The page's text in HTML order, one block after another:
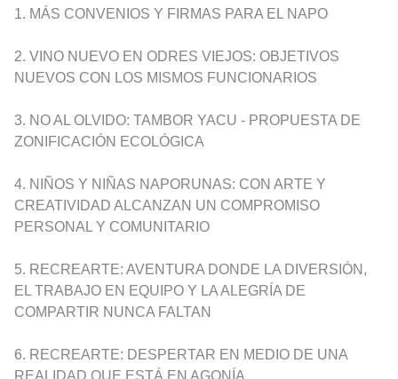
Opción por los pueblos indígenas
Gestión de bosques tropicales en la región Loreto
1. MÁS CONVENIOS Y FIRMAS PARA EL NAPO
2. VINO NUEVO EN ODRES VIEJOS: OBJETIVOS
NUEVOS CON LOS MISMOS FUNCIONARIOS
3. NO AL OLVIDO: TAMBOR YACU - PROPUESTA DE
ZONIFICACIÓN ECOLÓGICA
4. NIÑOS Y NIÑAS NAPORUNAS: CON ARTE Y
CREATIVIDAD ALCANZAN UN COMPROMISO
PERSONAL Y COMUNITARIO
5. RECREARTE: AVENTURA DONDE LA DIVERSIÓN,
EL TRABAJO EN EQUIPO Y LA ALEGRÍA DE
COMPARTIR NUNCA FALTAN
6. RECREARTE: DESPERTAR EN MEDIO DE UNA
REALIDAD QUE ESTÁ EN AGONÍA